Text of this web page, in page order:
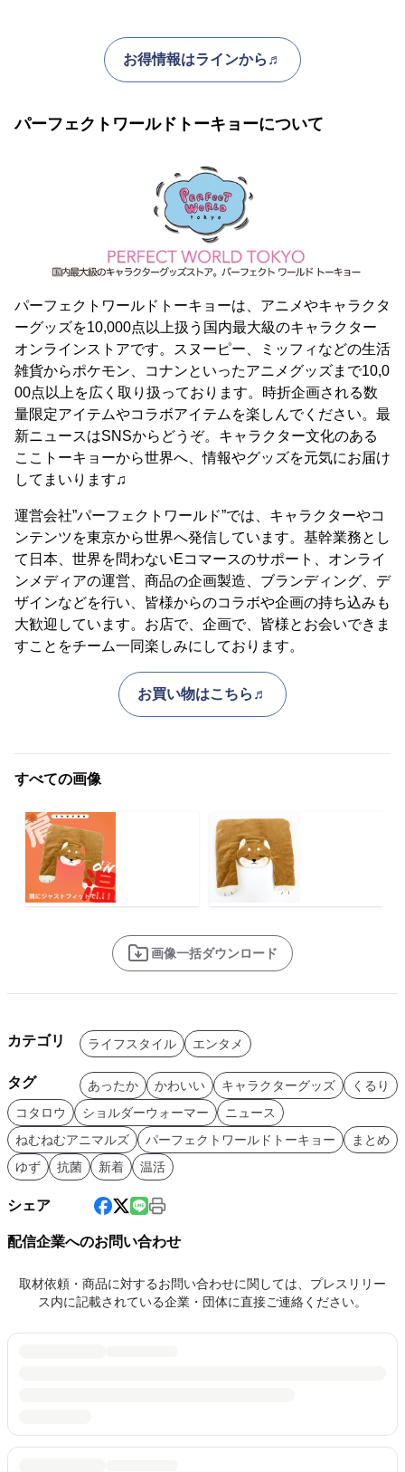
お得情報はラインから♬
パーフェクトワールドトーキョーについて
パーフェクトワールドトーキョーは、アニメやキャラクタ
ーグッズを10,000点以上扱う国内最大級のキャラクター
オンラインストアです。スヌーピー、ミッフィなどの生活
雑貨からポケモン、コナンといったアニメグッズまで10,0
00点以上を広く取り扱っております。時折企画される数
量限定アイテムやコラボアイテムを楽しんでください。最
新ニュースはSNSからどうぞ。キャラクター文化のある
ここトーキョーから世界へ、情報やグッズを元気にお届け
してまいります♫
運営会社”パーフェクトワールド”では、キャラクターやコ
ンテンツを東京から世界へ発信しています。基幹業務とし
て日本、世界を問わないEコマースのサポート、オンライ
ンメディアの運営、商品の企画製造、ブランディング、デ
ザインなどを行い、皆様からのコラボや企画の持ち込みも
大歓迎しています。お店で、企画で、皆様とお会いできま
すことをチーム一同楽しみにしております。
お買い物はこちら♬
すべての画像
画像一括ダウンロード
カテゴリ ライフスタイル エンタメ
タグ あったか かわいい キャラクターグッズ
くるり
コタロウ
ショルダーウォーマー
ニュース
ねむねむアニマルズ
パーフェクトワールドトーキョー
まとめ
ゆず
抗菌 新着 温活
シェア
配信企業へのお問い合わせ
取材依頼・商品に対するお問い合わせに関しては、プレスリリー
ス内に記載されている企業・団体に直接ご連絡ください。